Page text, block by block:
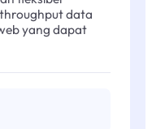
data
yang dapat